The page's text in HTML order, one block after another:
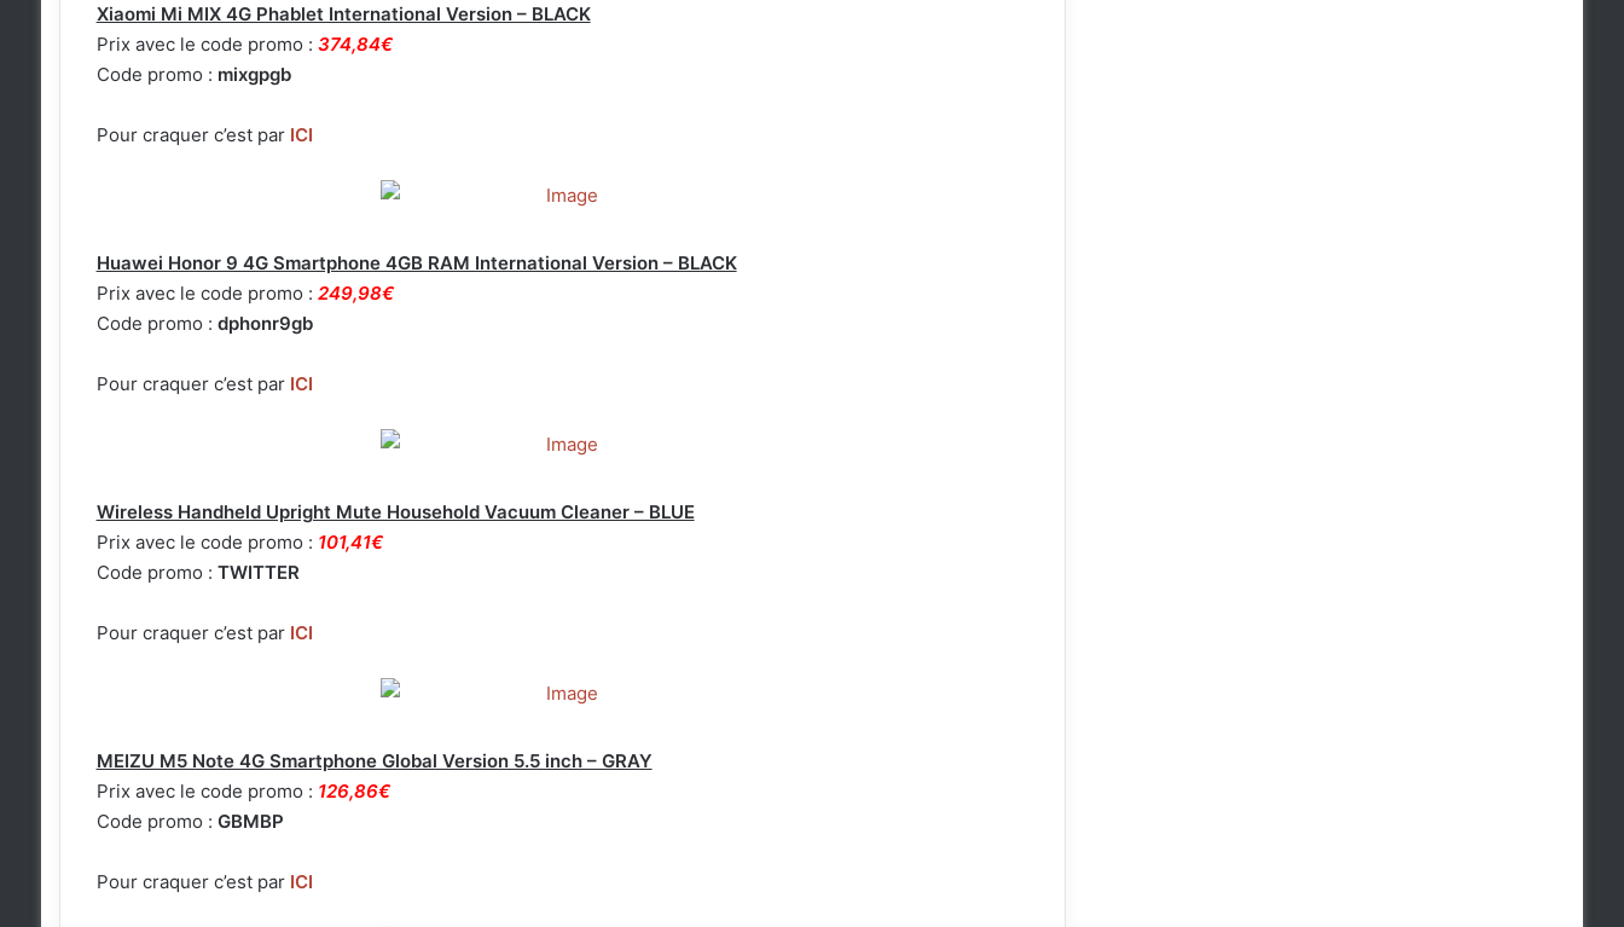
Xiaomi Mi MIX 4G Phablet International Version – BLACK
Prix avec le code promo : 374,84€
Code promo : mixgpgb
Pour craquer c’est par ICI
Huawei Honor 9 4G Smartphone 4GB RAM International Version – BLACK
Prix avec le code promo : 249,98€
Code promo : dphonr9gb
Pour craquer c’est par ICI
Wireless Handheld Upright Mute Household Vacuum Cleaner – BLUE
Prix avec le code promo : 101,41€
Code promo : TWITTER
Pour craquer c’est par ICI
MEIZU M5 Note 4G Smartphone Global Version 5.5 inch – GRAY
Prix avec le code promo : 126,86€
Code promo : GBMBP
Pour craquer c’est par ICI